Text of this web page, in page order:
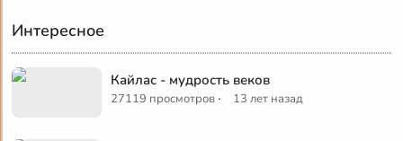
Интересное
Кайлас - мудрость веков
27119 просмотров · 13 лет назад